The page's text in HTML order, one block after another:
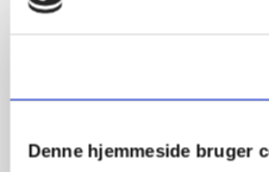
Denne hjemmeside bruger